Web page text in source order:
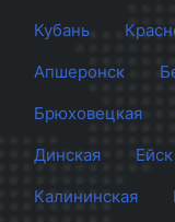
Кубань
Апшеронск
Брюховецкая
Динская
Ейск
Калининская